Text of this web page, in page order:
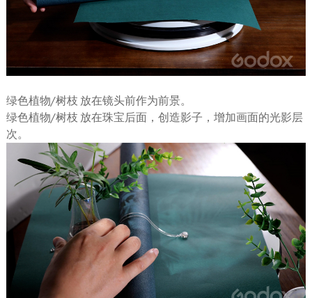
绿色植物/树枝 放在镜头前作为前景。
绿色植物/树枝 放在珠宝后面，创造影子，增加画面的光影层
次。